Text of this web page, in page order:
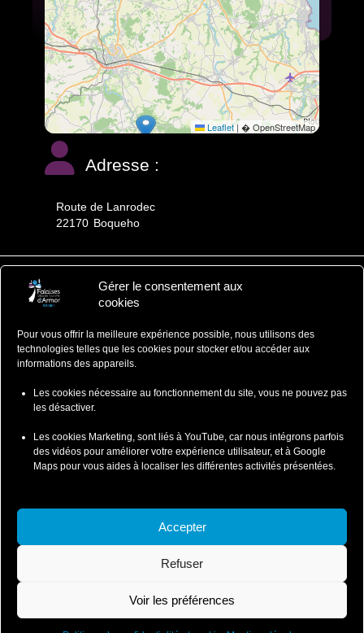
Gérer le consentement aux
cookies
Pour vous offrir la meilleure expérience possible, nous utilisons des
technologies telles que les cookies pour stocker et/ou accéder aux
informations des appareils.
Les cookies nécessaire au fonctionnement du site, vous ne pouvez pas
les désactiver.
Les cookies Marketing, sont liés à YouTube, car nous intégrons parfois
des vidéos pour améliorer votre expérience utilisateur, et à Google
Maps pour vous aides à localiser les différentes activités présentées.
Accepter
Refuser
Voir les préférences
Leaflet | � OpenStreetMap
Adresse :
Route de Lanrodec
22170 Boqueho
Falaises d'Armor
ZA du Ponlo, 22290 LANVOLLON
Côtes d'Armor - Bretagne
: 02 96 70 12 47
contact@falaisesdarmor.bzh
Conditions Particulières de Vente-Coasteering